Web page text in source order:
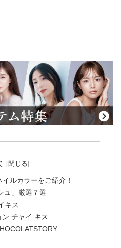
ルカラーをご紹介！
ュ」厳選７選
キス
チャイ キス